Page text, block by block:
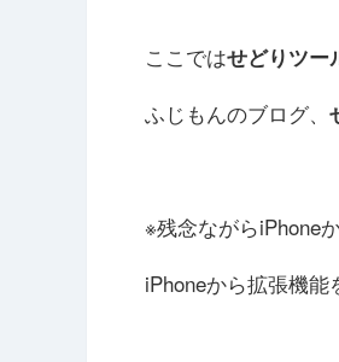
ここではせどりツー
ふじもんのブログ、
※残念ながらiPhone
iPhoneから拡張機能